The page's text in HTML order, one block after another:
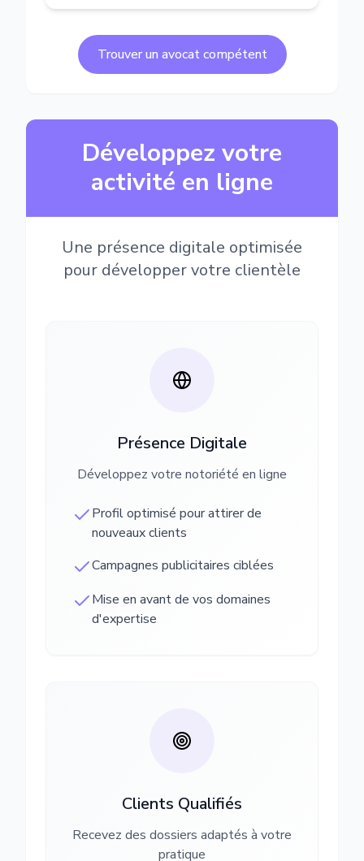
Trouver un avocat compétent
Développez votre
activité en ligne
Une présence digitale optimisée
pour développer votre clientèle
Présence Digitale
Développez votre notoriété en ligne
Profil optimisé pour attirer de
nouveaux clients
Campagnes publicitaires ciblées
Mise en avant de vos domaines
d'expertise
Clients Qualifiés
Recevez des dossiers adaptés à votre
pratique